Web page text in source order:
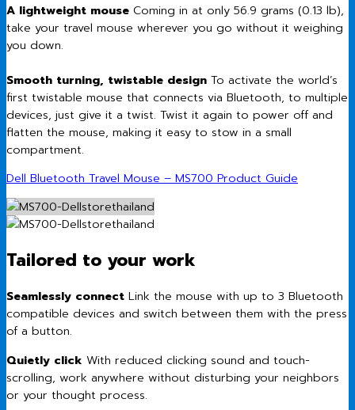
A lightweight mouse Coming in at only 56.9 grams (0.13 lb),
take your travel mouse wherever you go without it weighing
you down.
Smooth turning, twistable design To activate the world’s
first twistable mouse that connects via Bluetooth, to multiple
devices, just give it a twist. Twist it again to power off and
flatten the mouse, making it easy to stow in a small
compartment.
Dell Bluetooth Travel Mouse – MS700 Product Guide
Tailored to your work
Seamlessly connect Link the mouse with up to 3 Bluetooth
compatible devices and switch between them with the press
of a button.
Quietly click With reduced clicking sound and touch-
scrolling, work anywhere without disturbing your neighbors
or your thought process.